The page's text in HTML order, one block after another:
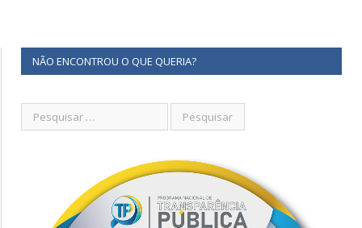
NÃO ENCONTROU O QUE QUERIA?